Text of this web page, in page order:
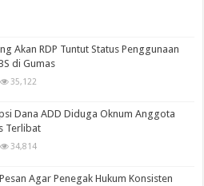
Akan RDP Tuntut Status Penggunaan
di Gumas
35,122
Dana ADD Diduga Oknum Anggota
Terlibat
34,814
Agar Penegak Hukum Konsisten